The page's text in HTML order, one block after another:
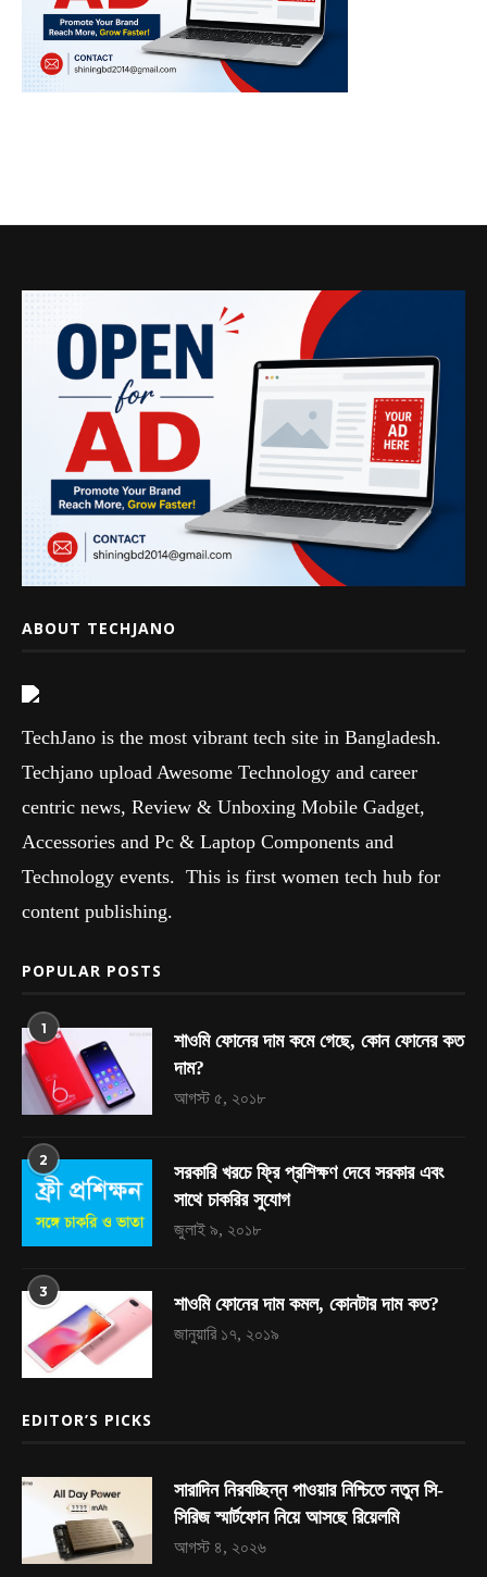
ABOUT TECHJANO
TechJano is the most vibrant tech site in Bangladesh.
Techjano upload Awesome Technology and career
centric news, Review & Unboxing Mobile Gadget,
Accessories and Pc & Laptop Components and
Technology events. This is first women tech hub for
content publishing.
POPULAR POSTS
1
শাওমি ফোনের দাম কমে গেছে, কোন ফোনের কত
দাম?
আগস্ট ৫, ২০১৮
2
সরকারি খরচে ফ্রি প্রশিক্ষণ দেবে সরকার এবং
সাথে চাকরির সুযোগ
জুলাই ৯, ২০১৮
3
শাওমি ফোনের দাম কমল, কোনটার দাম কত?
জানুয়ারি ১৭, ২০১৯
EDITOR’S PICKS
সারাদিন নিরবচ্ছিন্ন পাওয়ার নিশ্চিতে নতুন সি-
সিরিজ স্মার্টফোন নিয়ে আসছে রিয়েলমি
আগস্ট ৪, ২০২৬